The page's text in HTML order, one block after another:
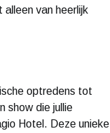
van heerlijk
optredens tot
show die jullie
Hotel. Deze unieke